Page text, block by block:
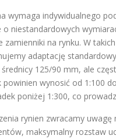
wymaga indywidualnego
niestandardowych
na rynku. W
adaptację
125/90 mm, ale
wynosić od 1:100
poniżej 1:300, co
rynien zwracamy
maksymalny rozstaw